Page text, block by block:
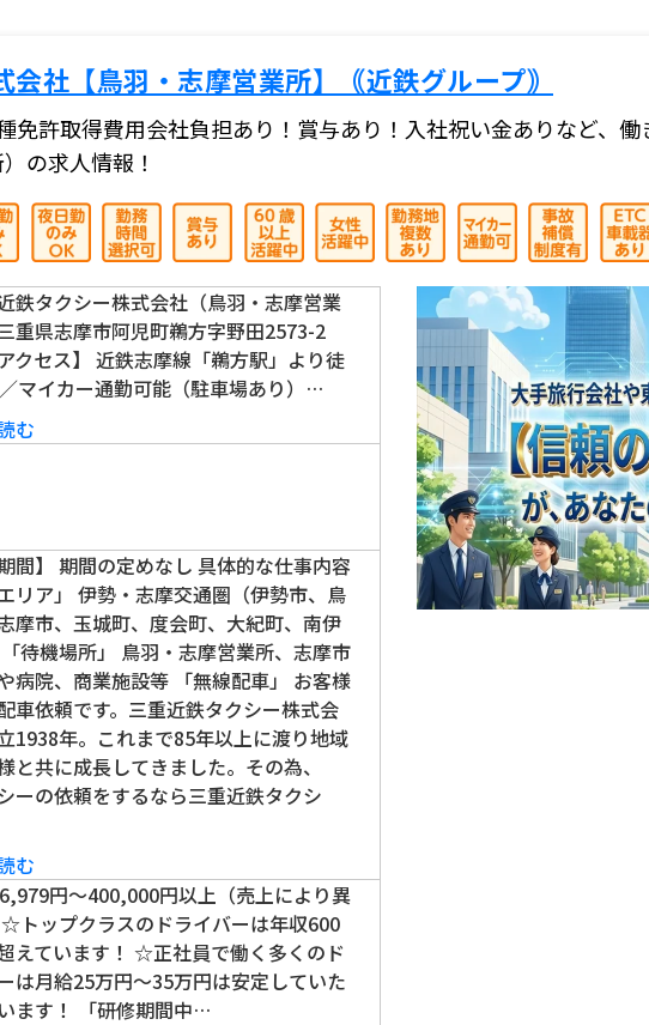
社【鳥羽・志摩営業所】｟近鉄グループ｠
免許取得費用会社負担あり！賞与あり！入社祝い金ありなど、
の求人情報！
近鉄タクシー株式会社（鳥羽・志摩営業
重県志摩市阿児町鵜方字野田2573-2
アクセス】 近鉄志摩線「鵜方駅」より徒
マイカー通勤可能（駐車場あり）…
む
期間】 期間の定めなし 具体的な仕事内容
エリア」 伊勢・志摩交通圏（伊勢市、鳥
摩市、玉城町、度会町、大紀町、南伊
待機場所」 鳥羽・志摩営業所、志摩市
病院、商業施設等 「無線配車」 お客様
車依頼です。三重近鉄タクシー株式会
1938年。これまで85年以上に渡り地域
と共に成長してきました。その為、
シーの依頼をするなら三重近鉄タクシ
む
円～400,000円以上（売上により異
トップクラスのドライバーは年収600
えています！ ☆正社員で働く多くのド
は月給25万円～35万円は安定していた
ます！ 「研修期間中…